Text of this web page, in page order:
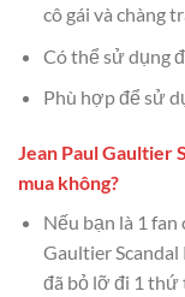
cô gái và chàng
Có thể sử dụng
Phù hợp để sử
Jean Paul Gaultier
mua không?
Nếu bạn là 1 fan
Gaultier Scandal
đã bỏ lỡ đi 1